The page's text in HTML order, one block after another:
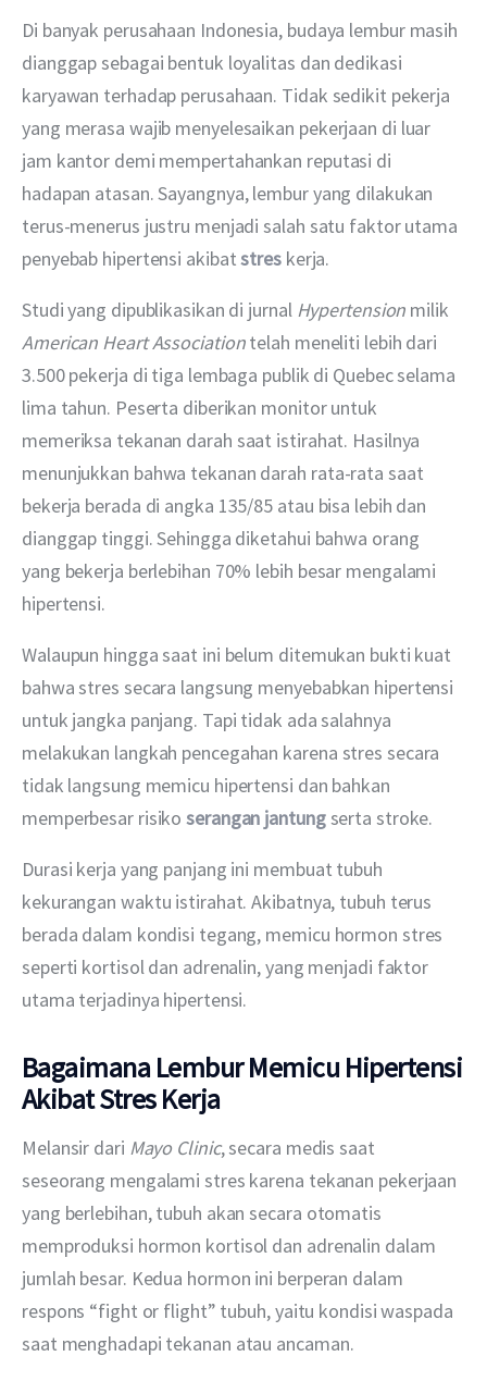
Di banyak perusahaan Indonesia, budaya lembur masih
dianggap sebagai bentuk loyalitas dan dedikasi
karyawan terhadap perusahaan. Tidak sedikit pekerja
yang merasa wajib menyelesaikan pekerjaan di luar
jam kantor demi mempertahankan reputasi di
hadapan atasan. Sayangnya, lembur yang dilakukan
terus-menerus justru menjadi salah satu faktor utama
penyebab hipertensi akibat stres kerja.
Studi yang dipublikasikan di jurnal Hypertension milik
American Heart Association telah meneliti lebih dari
3.500 pekerja di tiga lembaga publik di Quebec selama
lima tahun. Peserta diberikan monitor untuk
memeriksa tekanan darah saat istirahat. Hasilnya
menunjukkan bahwa tekanan darah rata-rata saat
bekerja berada di angka 135/85 atau bisa lebih dan
dianggap tinggi. Sehingga diketahui bahwa orang
yang bekerja berlebihan 70% lebih besar mengalami
hipertensi.
Walaupun hingga saat ini belum ditemukan bukti kuat
bahwa stres secara langsung menyebabkan hipertensi
untuk jangka panjang. Tapi tidak ada salahnya
melakukan langkah pencegahan karena stres secara
tidak langsung memicu hipertensi dan bahkan
memperbesar risiko serangan jantungserta stroke.
Durasi kerja yang panjang ini membuat tubuh
kekurangan waktu istirahat. Akibatnya, tubuh terus
berada dalam kondisi tegang, memicu hormon stres
seperti kortisol dan adrenalin, yang menjadi faktor
utama terjadinya hipertensi.
Bagaimana Lembur Memicu Hipertensi
Akibat Stres Kerja
Melansir dari Mayo Clinic, secara medis saat
seseorang mengalami stres karena tekanan pekerjaan
yang berlebihan, tubuh akan secara otomatis
memproduksi hormon kortisol dan adrenalin dalam
jumlah besar. Kedua hormon ini berperan dalam
respons “fight or flight” tubuh, yaitu kondisi waspada
saat menghadapi tekanan atau ancaman.